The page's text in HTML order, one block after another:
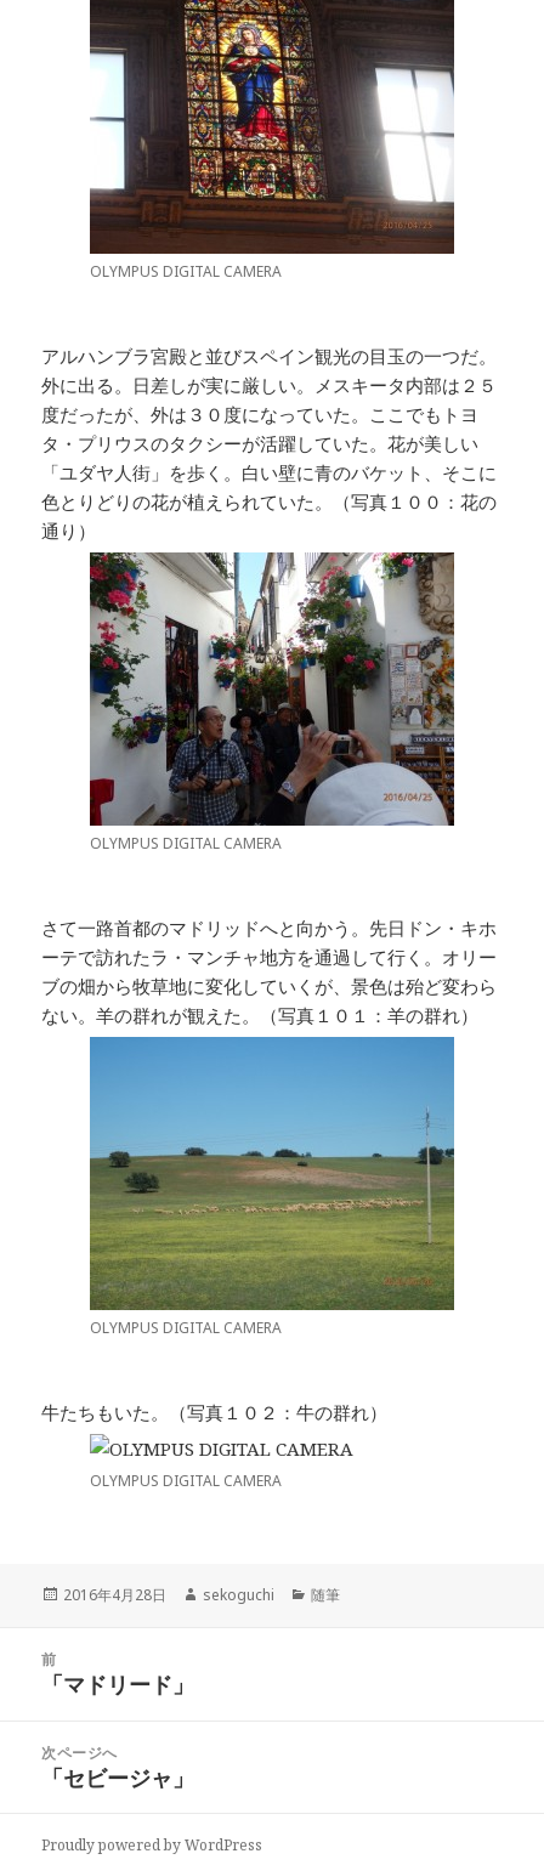
OLYMPUS DIGITAL CAMERA
アルハンブラ宮殿と並びスペイン観光の目玉の一つだ。
外に出る。日差しが実に厳しい。メスキータ内部は２５
度だったが、外は３０度になっていた。ここでもトヨ
タ・プリウスのタクシーが活躍していた。花が美しい
「ユダヤ人街」を歩く。白い壁に青のバケット、そこに
色とりどりの花が植えられていた。（写真１００：花の
通り）
OLYMPUS DIGITAL CAMERA
さて一路首都のマドリッドへと向かう。先日ドン・キホ
ーテで訪れたラ・マンチャ地方を通過して行く。オリー
ブの畑から牧草地に変化していくが、景色は殆ど変わら
ない。羊の群れが観えた。（写真１０１：羊の群れ）
OLYMPUS DIGITAL CAMERA
牛たちもいた。（写真１０２：牛の群れ）
OLYMPUS DIGITAL CAMERA
投
2016年4月28日
作
sekoguchi
カ
随筆
前
前
投
稿:
「マドリード」
次ページへ
次
投
「セビージャ」
Proudly powered by WordPress